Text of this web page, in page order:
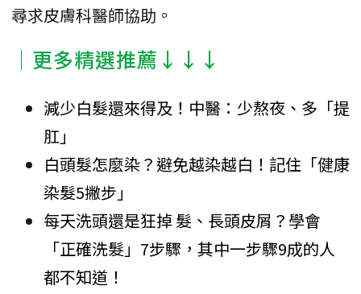
尋求皮膚科醫師協助。
│更多精選推薦↓↓↓
減少白髮還來得及！中醫：少熬夜、多「提
肛」
白頭髮怎麼染？避免越染越白！記住「健康
染髮5撇步」
每天洗頭還是狂掉 髮、長頭皮屑？學會
「正確洗髮」7步驟，其中一步驟9成的人
都不知道！